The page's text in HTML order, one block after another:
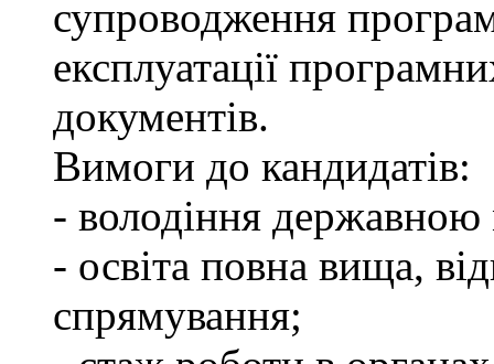
супроводження
експлуатації
документів.
Вимоги до кандидатів:
- володіння
- освіта повна вища,
спрямування;